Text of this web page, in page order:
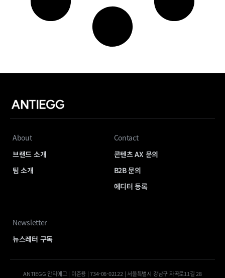
About
브랜드 소개
팀 소개
Contact
콘텐츠 AX 문의
B2B 문의
에디터 등록
Newsletter
뉴스레터 구독
ANTIEGG 안티에그 | 이준용 | 734-06-02122 | 서울특별시 강남구 자곡로11길 28